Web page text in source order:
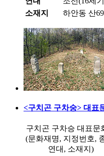
소재지
하안동 산
<구치곤 구차숭> 대표
구치곤 구차승 대표문
(문화재명, 지정번호,
연대, 소재지)